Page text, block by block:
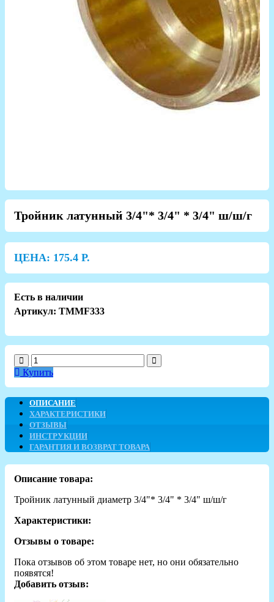
Тройник латунный 3/4"* 3/4" * 3/4" ш/ш/г
ЦЕНА: 175.4 Р.
Есть в наличии
Артикул: TMMF333
Купить
ОПИСАНИЕ
ХАРАКТЕРИСТИКИ
ОТЗЫВЫ
ИНСТРУКЦИИ
ГАРАНТИЯ И ВОЗВРАТ ТОВАРА
Описание товара:
Тройник латунный диаметр 3/4"* 3/4" * 3/4" ш/ш/г
Характеристики:
Отзывы о товаре:
Пока отзывов об этом товаре нет, но они обязательно
появятся!
Добавить отзыв: